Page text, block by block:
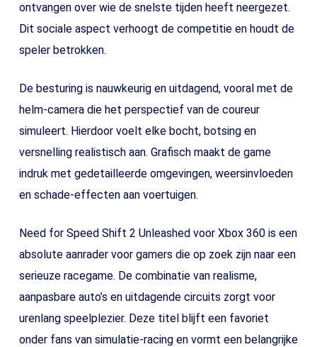
ontvangen over wie de snelste tijden heeft neergezet.
Dit sociale aspect verhoogt de competitie en houdt de
speler betrokken.
De besturing is nauwkeurig en uitdagend, vooral met de
helm-camera die het perspectief van de coureur
simuleert. Hierdoor voelt elke bocht, botsing en
versnelling realistisch aan. Grafisch maakt de game
indruk met gedetailleerde omgevingen, weersinvloeden
en schade-effecten aan voertuigen.
Need for Speed Shift 2 Unleashed voor Xbox 360 is een
absolute aanrader voor gamers die op zoek zijn naar een
serieuze racegame. De combinatie van realisme,
aanpasbare auto’s en uitdagende circuits zorgt voor
urenlang speelplezier. Deze titel blijft een favoriet
onder fans van simulatie-racing en vormt een belangrijke